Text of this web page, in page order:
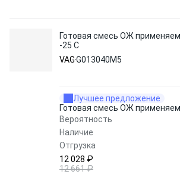
Готовая смесь ОЖ
-25 C
VAGG013040M5
Лучшее предложение
Готовая смесь ОЖ
Вероятность
Наличие
Отгрузка
12 028 ₽
12 661 ₽